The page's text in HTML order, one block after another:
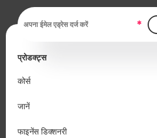
ईमेल एड्रेस आवश्यक है *
प्रोडक्ट्स
कोर्स
जानें
फाइनेंस डिक्शनरी